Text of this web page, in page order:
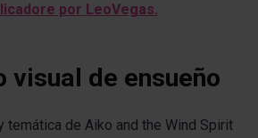
por LeoVegas.
visual de ensueño
temática de Aiko and the Wind Spirit